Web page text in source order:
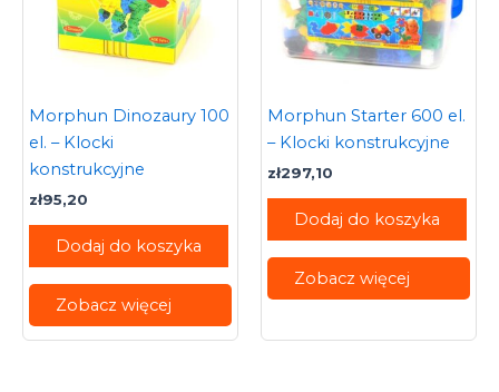
Morphun Dinozaury 100
el. – Klocki
konstrukcyjne
zł95,20
Dodaj do koszyka
Zobacz więcej
Morphun Starter 600 el.
– Klocki konstrukcyjne
zł297,10
Dodaj do koszyka
Zobacz więcej